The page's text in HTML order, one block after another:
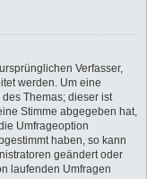
Verfasser,
werden. Um eine
Themas; dieser ist
Stimme abgegeben hat,
Umfrageoption
haben, so kann
geändert oder
laufenden Umfragen